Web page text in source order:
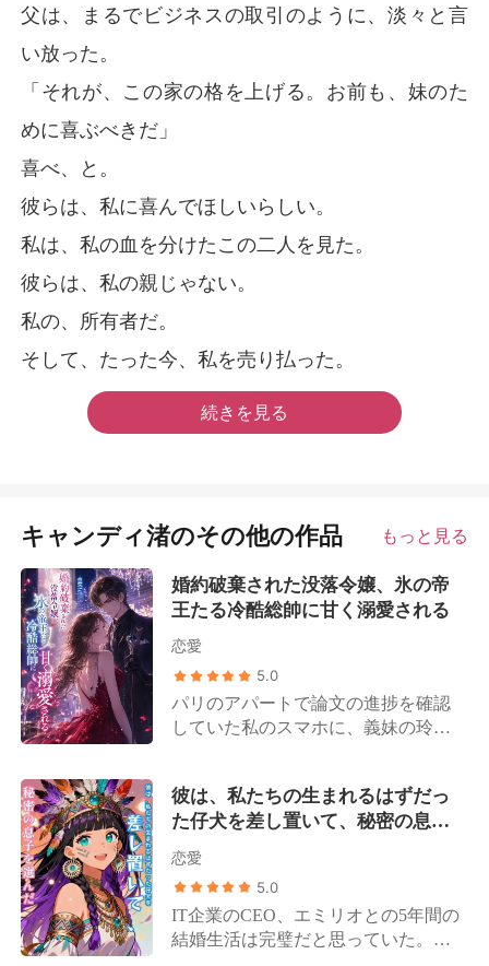
父は、まるでビジネスの取引のように、淡々と言
い放った。
「それが、この家の格を上げる。お前も、妹のた
めに喜ぶべきだ」
喜べ、と。
彼らは、私に喜んでほしいらしい。
私は、私の血を分けたこの二人を見た。
彼らは、私の親じゃない。
私の、所有者だ。
そして、たった今、私を売り払った。
続きを見る
キャンディ渚のその他の作品 もっと見る
婚約破棄された没落令嬢、氷の帝
王たる冷酷総帥に甘く溺愛される
恋愛
5.0
パリのアパートで論文の進捗を確認
していた私のスマホに、義妹の玲奈
合う、私の婚約者と玲奈の姿が鮮明
に写っていた。 カメラに向けられた
玲奈の瞳には、私を見下すような挑
発的な笑みが浮かんでいる。 「西園
寺家を救ってやった恩を忘れるな」
長年、婚約者の佐藤家から投げつけ
られてきた侮蔑の言葉が脳内で不快
彼は、私たちの生まれるはずだっ
た仔犬を差し置いて、秘密の息子
を選んだ
恋愛
5.0
IT企業のCEO、エミリオとの5年間の
結婚生活は完璧だと思っていた。私